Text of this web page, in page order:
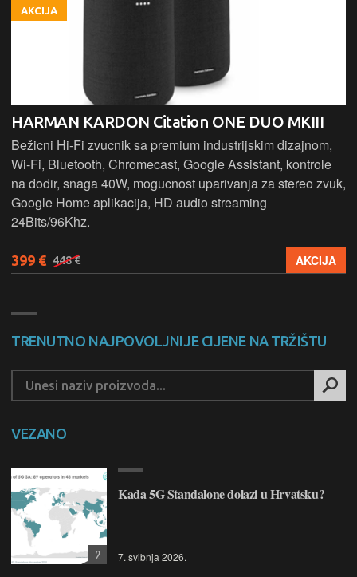
AKCIJA
HARMAN KARDON Citation ONE DUO MKIII
Bežicni Hi-Fi zvucnik sa premium industrijskim dizajnom,
Wi-Fi, Bluetooth, Chromecast, Google Assistant, kontrole
na dodir, snaga 40W, mogucnost uparivanja za stereo zvuk,
Google Home aplikacija, HD audio streaming
24Bits/96Khz.
399 € 448 € AKCIJA
TRENUTNO NAJPOVOLJNIJE CIJENE NA TRŽIŠTU
VEZANO
Kada 5G Standalone dolazi u Hrvatsku?
7. svibnja 2026.
2